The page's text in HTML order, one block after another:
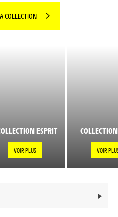
COLLECTION
ESPRIT
VOIR PLUS VOIR